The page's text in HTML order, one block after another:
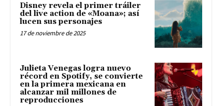
Disney revela el primer tráiler
del live action de «Moana»; así
lucen sus personajes
17 de noviembre de 2025
Julieta Venegas logra nuevo
récord en Spotify, se convierte
en la primera mexicana en
alcanzar mil millones de
reproducciones